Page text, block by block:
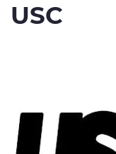
USC